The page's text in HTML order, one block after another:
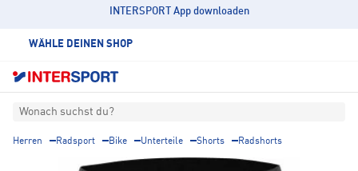
INTERSPORT App downloaden
WÄHLE DEINEN SHOP
Wonach suchst du?
Herren Radsport Bike Unterteile Shorts Radshorts